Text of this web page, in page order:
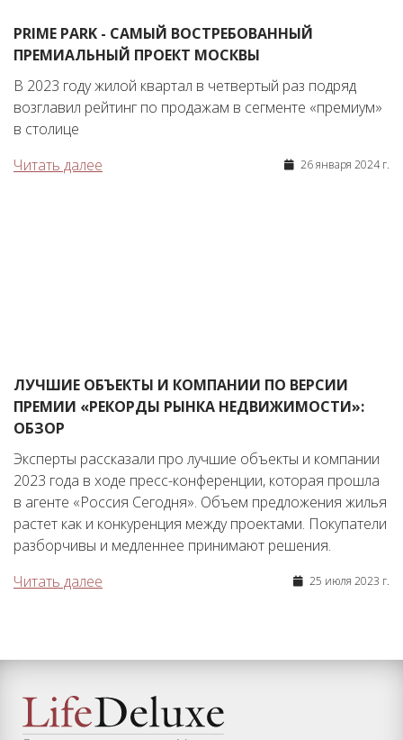
PRIME PARK - САМЫЙ ВОСТРЕБОВАННЫЙ
ПРЕМИАЛЬНЫЙ ПРОЕКТ МОСКВЫ
В 2023 году жилой квартал в четвертый раз подряд
возглавил рейтинг по продажам в сегменте «премиум»
в столице
Читать далее
26 января 2024 г.
ЛУЧШИЕ ОБЪЕКТЫ И КОМПАНИИ ПО ВЕРСИИ
ПРЕМИИ «РЕКОРДЫ РЫНКА НЕДВИЖИМОСТИ»:
ОБЗОР
Эксперты рассказали про лучшие объекты и компании
2023 года в ходе пресс-конференции, которая прошла
в агенте «Россия Сегодня». Объем предложения жилья
растет как и конкуренция между проектами. Покупатели
разборчивы и медленнее принимают решения.
Читать далее
25 июля 2023 г.